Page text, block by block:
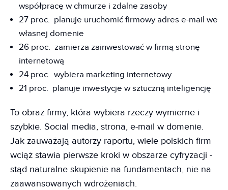
współpracę w chmurze i zdalne zasoby
27 proc. planuje uruchomić firmowy adres e-mail we
własnej domenie
26 proc. zamierza zainwestować w firmą stronę
internetową
24 proc. wybiera marketing internetowy
21 proc. planuje inwestycje w sztuczną inteligencję
To obraz firmy, która wybiera rzeczy wymierne i
szybkie. Social media, strona, e-mail w domenie.
Jak zauważają autorzy raportu, wiele polskich firm
wciąż stawia pierwsze kroki w obszarze cyfryzacji -
stąd naturalne skupienie na fundamentach, nie na
zaawansowanych wdrożeniach.